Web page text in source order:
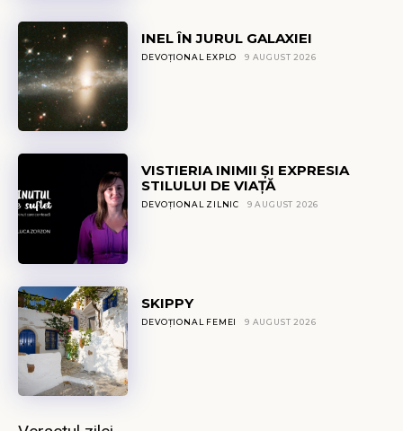
INEL ÎN JURUL GALAXIEI
DEVOȚIONAL EXPLO 9 AUGUST 2026
VISTIERIA INIMII ȘI EXPRESIA
STILULUI DE VIAȚĂ
DEVOȚIONAL ZILNIC 9 AUGUST 2026
SKIPPY
DEVOȚIONAL FEMEI 9 AUGUST 2026